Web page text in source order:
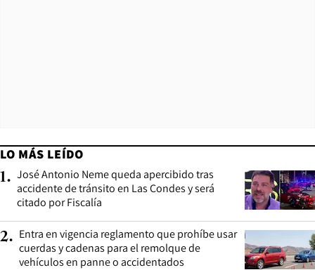
LO MÁS LEÍDO
1. José Antonio Neme queda apercibido tras
accidente de tránsito en Las Condes y será
citado por Fiscalía
2. Entra en vigencia reglamento que prohíbe usar
cuerdas y cadenas para el remolque de
vehículos en panne o accidentados